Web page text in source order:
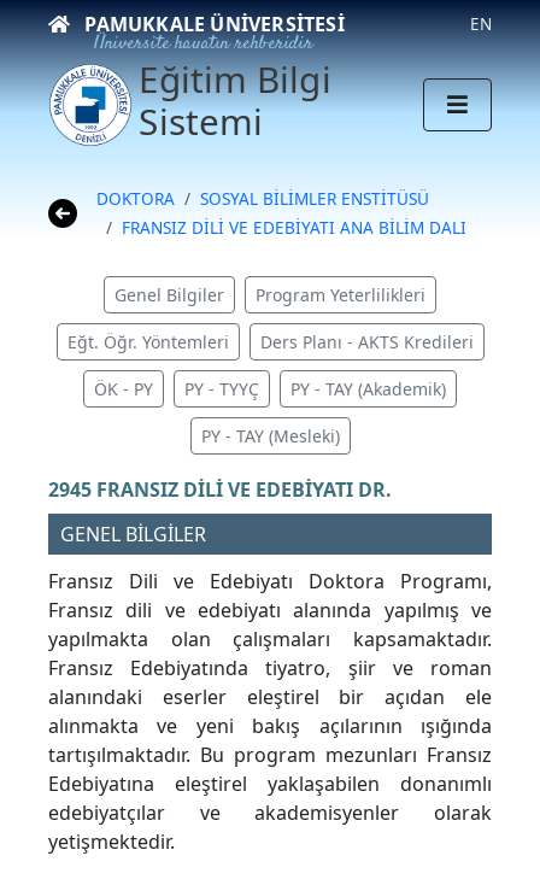
PAMUKKALE ÜNIVERSITESI
Üniversite hayatın rehberidir
EN
Eğitim Bilgi
Sistemi
DOKTORA
SOSYAL BİLİMLER ENSTİTÜSÜ
FRANSIZ DİLİ VE EDEBİYATI ANA BİLİM DALI
Genel Bilgiler Program Yeterlilikleri
Eğt. Öğr. Yöntemleri Ders Planı - AKTS Kredileri
ÖK - PY PY - TYYÇ PY - TAY (Akademik)
PY - TAY (Mesleki)
2945 FRANSIZ DİLİ VE EDEBİYATI DR.
GENEL BİLGİLER
Fransız Dili ve Edebiyatı Doktora Programı,
Fransız dili ve edebiyatı alanında yapılmış ve
yapılmakta olan çalışmaları kapsamaktadır.
Fransız Edebiyatında tiyatro, şiir ve roman
alanındaki eserler eleştirel bir açıdan ele
alınmakta ve yeni bakış açılarının ışığında
tartışılmaktadır. Bu program mezunları Fransız
Edebiyatına eleştirel yaklaşabilen donanımlı
edebiyatçılar ve akademisyenler olarak
yetişmektedir.